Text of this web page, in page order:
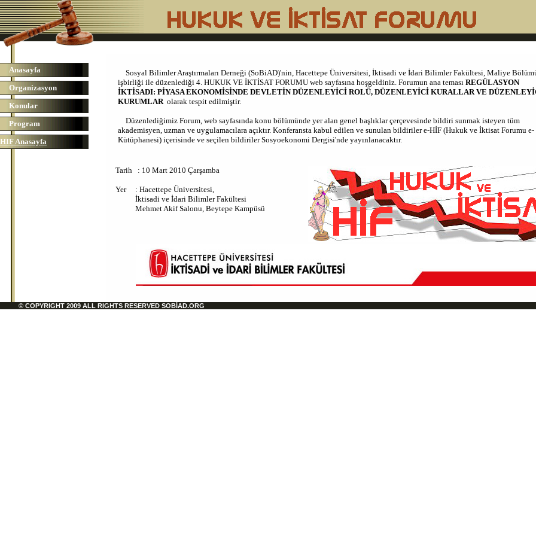
Anasayfa
Organizasyon
Konular
Program
HIF Anasayfa
Sosyal Bilimler Araştırmaları Derneği (SoBiAD)'nin, Hacettepe Üniversitesi, İktisadi ve İdari Bilimler Fakültesi, Maliye
işbirliği ile düzenlediği 4. HUKUK VE İKTİSAT FORUMU web sayfasına hoşgeldiniz. Forumun ana teması REGÜLASYON
İKTİSADI: PİYASA EKONOMİSİNDE DEVLETİN DÜZENLEYİCİ ROLÜ, DÜZENLEYİCİ KURALLAR VE
KURUMLAR olarak tespit edilmiştir.
Düzenlediğimiz Forum, web sayfasında konu bölümünde yer alan genel başlıklar çerçevesinde bildiri sunmak isteyen tüm
akademisyen, uzman ve uygulamacılara açıktır. Konferansta kabul edilen ve sunulan bildiriler e-HİF (Hukuk ve İktisat Forumu e-
Kütüphanesi) içerisinde ve seçilen bildiriler Sosyoekonomi Dergisi'nde yayınlanacaktır.
Tarih : 10 Mart 2010 Çarşamba
Yer : Hacettepe Üniversitesi,
İktisadi ve İdari Bilimler Fakültesi
Mehmet Akif Salonu, Beytepe Kampüsü
© COPYRIGHT 2009 ALL RIGHTS RESERVED SOBİAD.ORG